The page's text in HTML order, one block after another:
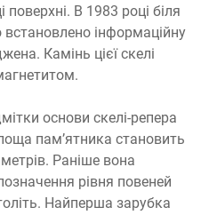
В 1983 році біля
встановлено інформаційну
Камінь цієї скелі
основи скелі-репера
пам’ятника становить
Раніше вона
рівня повеней
Найперша зарубка